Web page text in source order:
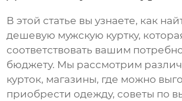
В этой статье вы узнаете, как
дешевую мужскую куртку,
соответствовать вашим
бюджету. Мы рассмотрим
курток, магазины, где можно
приобрести одежду, советы по